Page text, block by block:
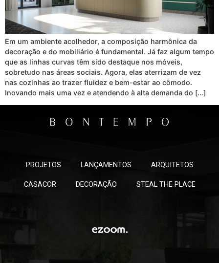
Em um ambiente acolhedor, a composição harmônica da
decoração e do mobiliário é fundamental. Já faz algum tempo
que as linhas curvas têm sido destaque nos móveis,
sobretudo nas áreas sociais. Agora, elas aterrizam de vez
nas cozinhas ao trazer fluidez e bem-estar ao cômodo.
Inovando mais uma vez e atendendo à alta demanda do […]
PROJETOS LANÇAMENTOS ARQUITETOS
CASACOR DECORAÇÃO STEAL THE PLACE